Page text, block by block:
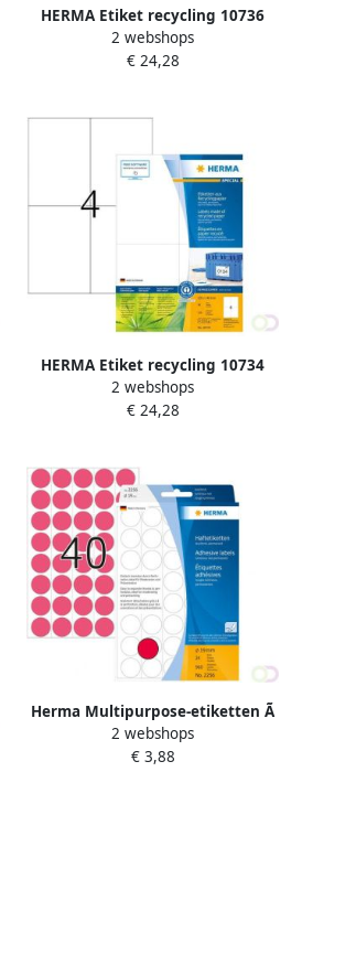
HERMA Etiket recycling 10736
199.6x289.1mm 80stuks wit
2 webshops
€ 24,28
HERMA Etiket recycling 10734
105x148mm 320stuks wit
2 webshops
€ 24,28
Herma Multipurpose-etiketten Ã
19 mm rond fluor rood
geperforeerd permanent hechte
2 webshops
€ 3,88